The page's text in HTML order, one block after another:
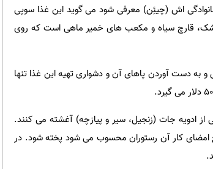
اش (چیئِن) معرفی شود می گوید این غذا سوپی
قارچ سیاه و مکعب ‌های خمیر ماهی است که روی
به دست آوردن پاهای آن و دشواری تهیه این غذا تنها
از ادویه جات (زنجیل، سیر و پیازچه) آغشته می کنند.
امضای کار آن رستوران محسوب می شود پخته شود. در